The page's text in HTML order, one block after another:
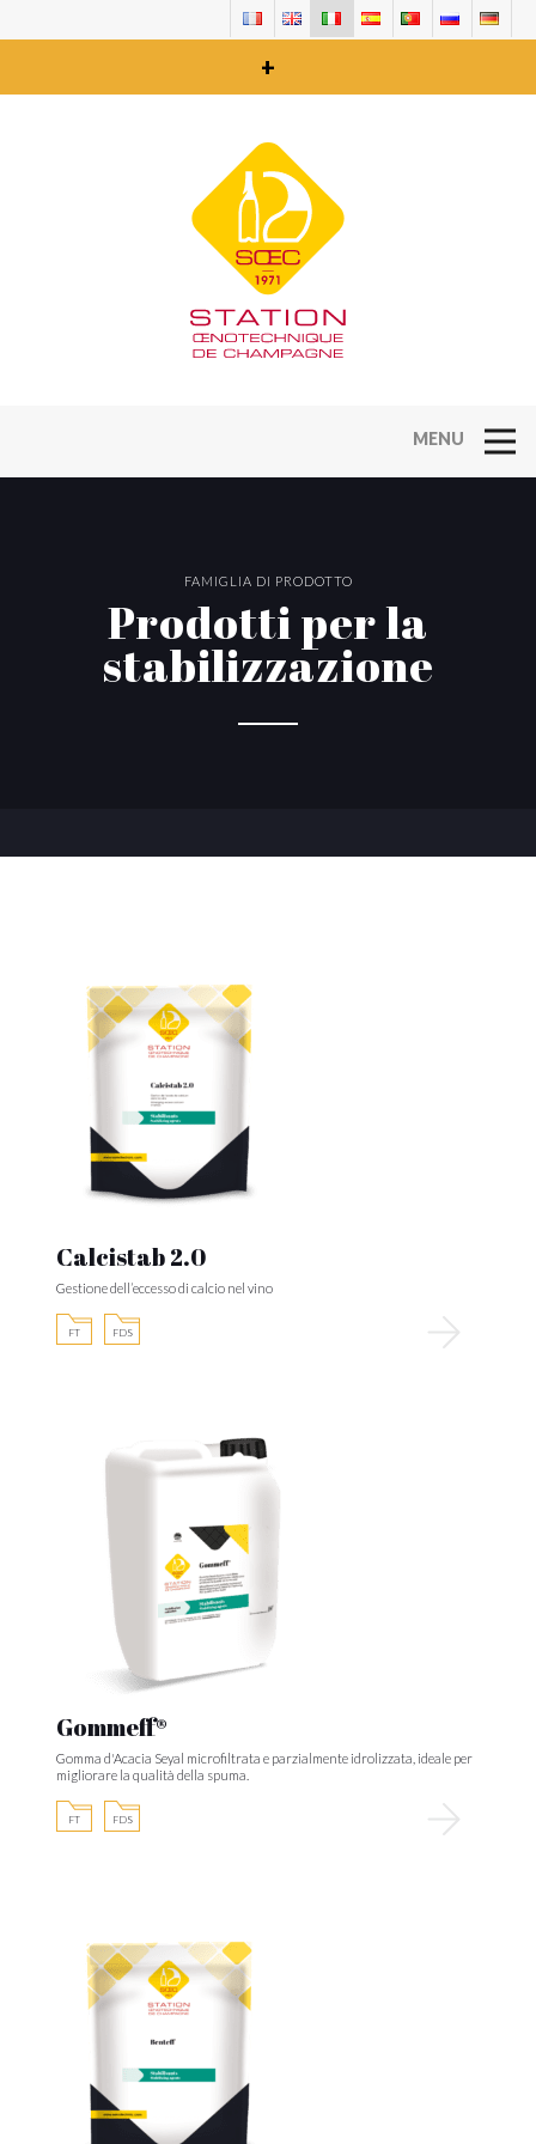
+
FAMIGLIA DI PRODOTTO
Prodotti per la
stabilizzazione
Calcistab 2.0
Gestione dell’eccesso di calcio nel vino
FT FDS
Gommeff®
Gomma d'Acacia Seyal microfiltrata e parzialmente idrolizzata, ideale per
migliorare la qualità della spuma.
FT FDS